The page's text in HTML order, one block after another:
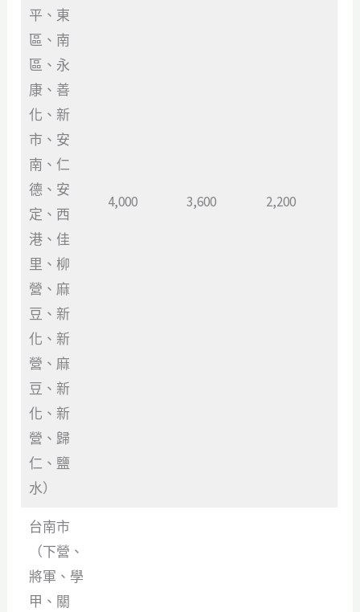
平、東
區、南
區、永
康、善
化、新
市、安
南、仁
德、安
定、西
港、佳
里、柳
營、麻
豆、新
化、新
營、麻
豆、新
化、新
營、歸
仁、鹽
水）
4,000 3,600 2,200
台南市
（下營、
將軍、學
甲、關